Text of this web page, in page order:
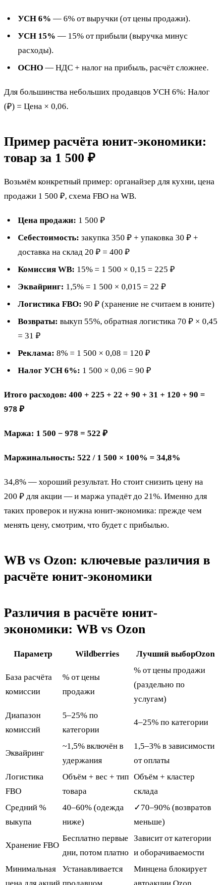
УСН 6% — 6% от выручки (от цены продажи).
УСН 15% — 15% от прибыли (выручка минус
расходы).
ОСНО — НДС + налог на прибыль, расчёт сложнее.
Для большинства небольших продавцов УСН 6%: Налог
(₽) = Цена × 0,06.
Пример расчёта юнит-экономики:
товар за 1 500 ₽
Возьмём конкретный пример: органайзер для кухни, цена
продажи 1 500 ₽, схема FBO на WB.
Цена продажи: 1 500 ₽
Себестоимость: закупка 350 ₽ + упаковка 30 ₽ +
доставка на склад 20 ₽ = 400 ₽
Комиссия WB: 15% = 1 500 × 0,15 = 225 ₽
Эквайринг: 1,5% = 1 500 × 0,015 = 22 ₽
Логистика FBO: 90 ₽ (хранение не считаем в юните)
Возвраты: выкуп 55%, обратная логистика 70 ₽ × 0,45
= 31 ₽
Реклама: 8% = 1 500 × 0,08 = 120 ₽
Налог УСН 6%: 1 500 × 0,06 = 90 ₽
Итого расходов: 400 + 225 + 22 + 90 + 31 + 120 + 90 =
978 ₽
Маржа: 1 500 − 978 = 522 ₽
Маржинальность: 522 / 1 500 × 100% = 34,8%
34,8% — хороший результат. Но стоит снизить цену на
200 ₽ для акции — и маржа упадёт до 21%. Именно для
таких проверок и нужна юнит-экономика: прежде чем
менять цену, смотрим, что будет с прибылью.
WB vs Ozon: ключевые различия в
расчёте юнит-экономики
Различия в расчёте юнит-
экономики: WB vs Ozon
Параметр Wildberries Лучший выборOzon
База расчёта
комиссии
% от цены
продажи
% от цены продажи
(раздельно по
услугам)
Диапазон
комиссий
5–25% по
категории
4–25% по категории
Эквайринг
~1,5% включён в
удержания
1,5–3% в зависимости
от оплаты
Логистика
FBO
Объём + вес + тип
товара
Объём + кластер
склада
Средний %
выкупа
40–60% (одежда
ниже)
✓70–90% (возвратов
меньше)
Хранение FBO
Бесплатно первые
дни, потом платно
Зависит от категории
и оборачиваемости
Минимальная
Устанавливается
Минцена блокирует